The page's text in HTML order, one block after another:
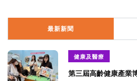
最新新聞
健康及醫療
第三屆高齡健康產業